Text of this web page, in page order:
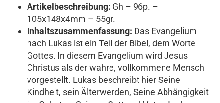
Artikelbeschreibung: Gh – 96p. –
105x148x4mm – 55gr.
Inhaltszusammenfassung: Das Evangelium
nach Lukas ist ein Teil der Bibel, dem Worte
Gottes. In diesem Evangelium wird Jesus
Christus als der wahre, vollkommene Mensch
vorgestellt. Lukas beschreibt hier Seine
Kindheit, sein Älterwerden, Seine Abhängigkeit